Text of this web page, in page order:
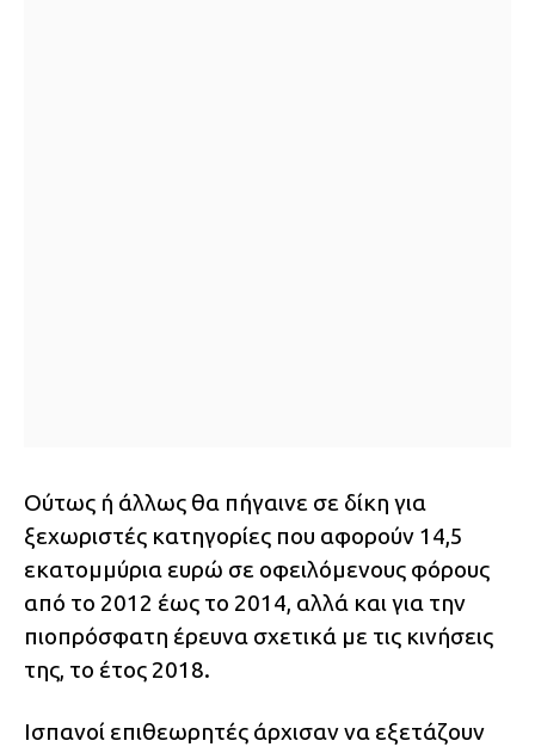
Ούτως ή άλλως θα πήγαινε σε δίκη για
ξεχωριστές κατηγορίες που αφορούν 14,5
εκατομμύρια ευρώ σε οφειλόμενους φόρους
από το 2012 έως το 2014, αλλά και για την
πιοπρόσφατη έρευνα σχετικά με τις κινήσεις
της, το έτος 2018.
Ισπανοί επιθεωρητές άρχισαν να εξετάζουν